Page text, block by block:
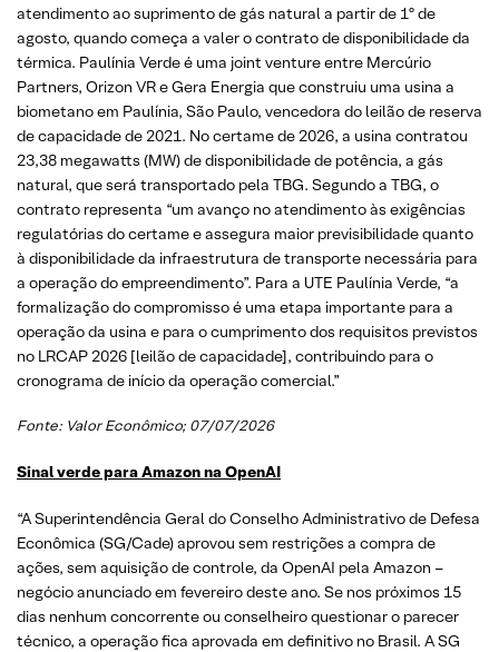
atendimento ao suprimento de gás natural a partir de 1º de
agosto, quando começa a valer o contrato de disponibilidade da
térmica. Paulínia Verde é uma joint venture entre Mercúrio
Partners, Orizon VR e Gera Energia que construiu uma usina a
biometano em Paulínia, São Paulo, vencedora do leilão de reserva
de capacidade de 2021. No certame de 2026, a usina contratou
23,38 megawatts (MW) de disponibilidade de potência, a gás
natural, que será transportado pela TBG. Segundo a TBG, o
contrato representa “um avanço no atendimento às exigências
regulatórias do certame e assegura maior previsibilidade quanto
à disponibilidade da infraestrutura de transporte necessária para
a operação do empreendimento”. Para a UTE Paulínia Verde, “a
formalização do compromisso é uma etapa importante para a
operação da usina e para o cumprimento dos requisitos previstos
no LRCAP 2026 [leilão de capacidade], contribuindo para o
cronograma de início da operação comercial.”
Fonte: Valor Econômico; 07/07/2026
Sinal verde para Amazon na OpenAI
“A Superintendência Geral do Conselho Administrativo de Defesa
Econômica (SG/Cade) aprovou sem restrições a compra de
ações, sem aquisição de controle, da OpenAI pela Amazon –
negócio anunciado em fevereiro deste ano. Se nos próximos 15
dias nenhum concorrente ou conselheiro questionar o parecer
técnico, a operação fica aprovada em definitivo no Brasil. A SG